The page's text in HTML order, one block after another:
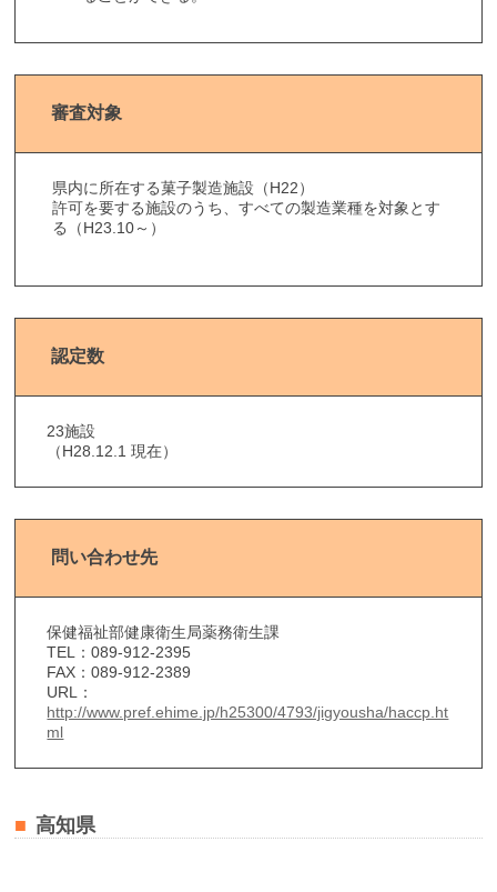
審査対象
県内に所在する菓子製造施設（H22）
許可を要する施設のうち、すべての製造業種を対象とす
る（H23.10～）
認定数
23施設
（H28.12.1 現在）
問い合わせ先
保健福祉部健康衛生局薬務衛生課
TEL：089-912-2395
FAX：089-912-2389
URL：
http://www.pref.ehime.jp/h25300/4793/jigyousha/haccp.ht
ml
高知県